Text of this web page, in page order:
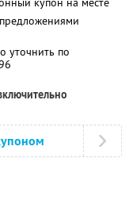
уточнить по